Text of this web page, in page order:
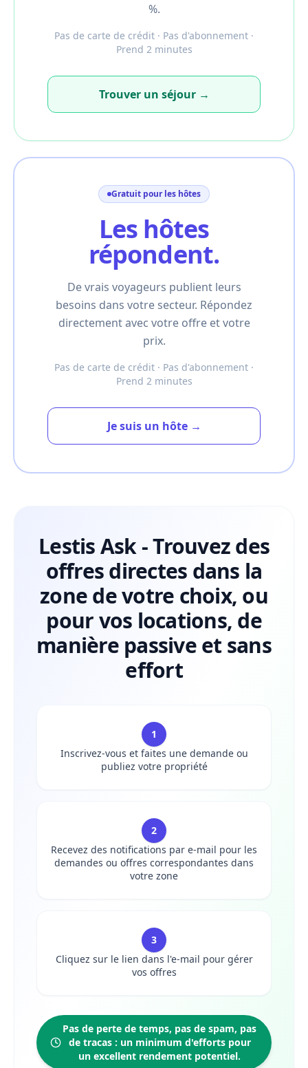
%.
Pas de carte de crédit · Pas d'abonnement ·
Prend 2 minutes
Trouver un séjour →
Gratuit pour les hôtes
Les hôtes
répondent.
De vrais voyageurs publient leurs
besoins dans votre secteur. Répondez
directement avec votre offre et votre
prix.
Pas de carte de crédit · Pas d'abonnement ·
Prend 2 minutes
Je suis un hôte →
Lestis Ask - Trouvez des
offres directes dans la
zone de votre choix, ou
pour vos locations, de
manière passive et sans
effort
1
Inscrivez-vous et faites une demande ou
publiez votre propriété
2
Recevez des notifications par e-mail pour les
demandes ou offres correspondantes dans
votre zone
3
Cliquez sur le lien dans l'e-mail pour gérer
vos offres
Pas de perte de temps, pas de spam, pas
de tracas : un minimum d'efforts pour
un excellent rendement potentiel.